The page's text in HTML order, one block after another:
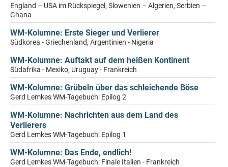
England – USA im Rückspiegel, Slowenien – Algerien, Serbien –
Ghana
WM-Kolumne: Erste Sieger und Verlierer
Südkorea - Griechenland, Argentinien - Nigeria
WM-Kolumne: Auftakt auf dem heißen Kontinent
Südafrika - Mexiko, Uruguay - Frankreich
WM-Kolumne: Grübeln über das schleichende Böse
Gerd Lemkes WM-Tagebuch: Epilog 2
WM-Kolumne: Nachrichten aus dem Land des
Verlierers
Gerd Lemkes WM-Tagebuch: Epilog 1
WM-Kolumne: Das Ende, endlich!
Gerd Lemkes WM-Tagebuch: Finale Italien - Frankreich